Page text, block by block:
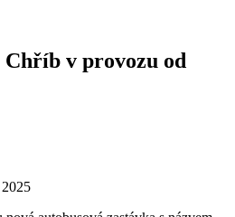
Chříb v provozu od